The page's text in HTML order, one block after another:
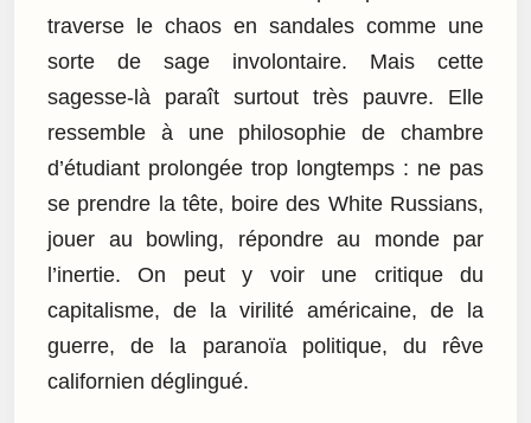
traverse le chaos en sandales comme une
sorte de sage involontaire. Mais cette
sagesse-là paraît surtout très pauvre. Elle
ressemble à une philosophie de chambre
d’étudiant prolongée trop longtemps : ne pas
se prendre la tête, boire des White Russians,
jouer au bowling, répondre au monde par
l’inertie. On peut y voir une critique du
capitalisme, de la virilité américaine, de la
guerre, de la paranoïa politique, du rêve
californien déglingué.